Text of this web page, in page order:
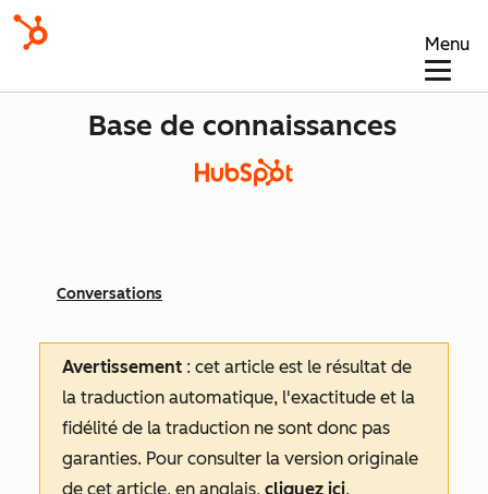
Menu
Base de connaissances
Conversations
Avertissement : cet article est le résultat de
la traduction automatique, l'exactitude et la
fidélité de la traduction ne sont donc pas
garanties. Pour consulter la version originale
de cet article, en anglais, cliquez ici.